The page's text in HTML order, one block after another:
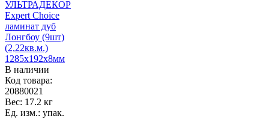
УЛЬТРАДЕКОР
Expert Choice
ламинат дуб
Лонгбоу (9шт)
(2,22кв.м.)
1285х192х8мм
В наличии
Код товара:
20880021
Вес: 17.2 кг
Ед. изм.: упак.